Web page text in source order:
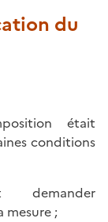
du
était
conditions
demander
mesure ;